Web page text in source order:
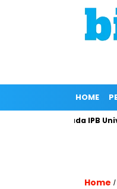
HOME
Kepada IPB
Home /